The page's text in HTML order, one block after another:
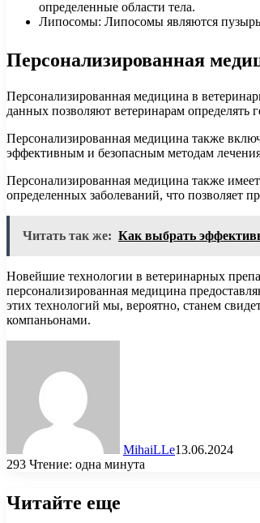
определенные области тела.
Липосомы: Липосомы являются
Персонализированная
Персонализированная медицина в
данных позволяют ветеринарам определять
Персонализированная медицина также
эффективным и безопасным методам
Персонализированная медицина также
определенных заболеваний, что позволяет
Читать так же: Как выбрать
Новейшие технологии в ветеринарных
персонализированная медицина
этих технологий мы, вероятно, станем
компаньонами.
MihaiLLe13.06.2024
293 Чтение: одна минута
Читайте еще